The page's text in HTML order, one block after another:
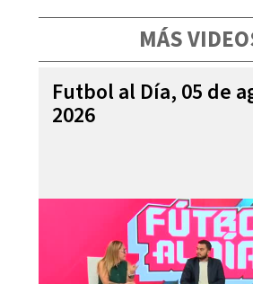
MÁS
Futbol al Día, 05 de
2026